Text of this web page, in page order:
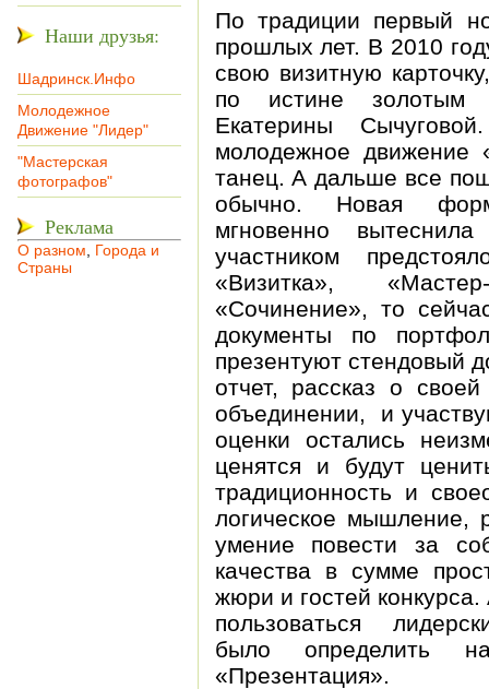
Наши друзья:
Шадринск.Инфо
Молодежное
Движение "Лидер"
"Мастерская
фотографов"
Реклама
О разном
Города и
Страны
По традиции первый
прошлых лет. В 2010
свою визитную
по истине золотым
Екатерины
молодежное движение
танец. А дальше все
обычно. Новая
мгновенно
участником
«Визитка»,
«Сочинение», то
документы по
презентуют стендовый
отчет, рассказ о
объединении, и
оценки остались
ценятся и будут
традиционность и
логическое мышление,
умение повести за
качества в сумме
жюри и гостей
пользоваться
было определить
«Презентация».